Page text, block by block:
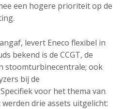
een hogere prioriteit op de
levert Eneco flexibel in
bekend is de CCGT, de
stoomturbinecentrale; ook
bij de
voor het thema van
drie assets uitgelicht: